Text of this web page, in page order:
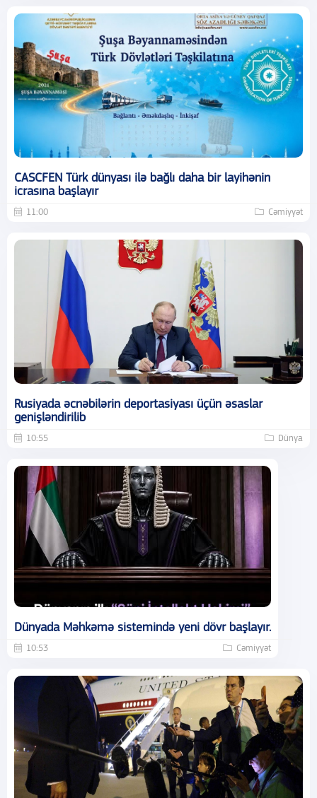
CASCFEN Türk dünyası ilə bağlı daha bir layihənin
icrasına başlayır
11:00 Cəmiyyət
Rusiyada əcnəbilərin deportasiyası üçün əsaslar
genişləndirilib
10:55 Dünya
Dünyada Məhkəmə sistemində yeni dövr başlayır.
10:53 Cəmiyyət